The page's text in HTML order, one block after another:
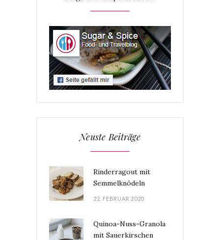
Neuste Beiträge
Rinderragout mit
Semmelknödeln
22. FEBRUAR 2020
Quinoa-Nuss-Granola
mit Sauerkirschen